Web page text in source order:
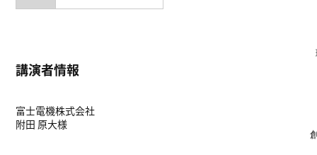
講演者情報
富士電機株式会社
附田 原大様